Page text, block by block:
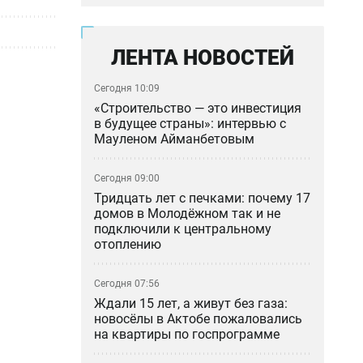
ЛЕНТА НОВОСТЕЙ
Сегодня 10:09
«Строительство — это инвестиция
в будущее страны»: интервью с
Мауленом Айманбетовым
Сегодня 09:00
Тридцать лет с печками: почему 17
домов в Молодёжном так и не
подключили к центральному
отоплению
Сегодня 07:56
Ждали 15 лет, а живут без газа:
новосёлы в Актобе пожаловались
на квартиры по госпрограмме